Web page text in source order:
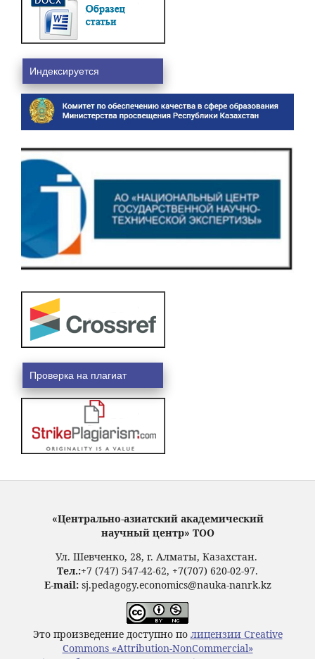
Индексируется
Проверка на плагиат
«Центрально-азиатский академический
научный центр» ТОО
Ул. Шевченко, 28, г. Алматы, Казахстан.
Тел.:+7 (747) 547-42-62, +7(707) 620-02-97.
E-mail:sj.pedagogy.economics@nauka-nanrk.kz
Это произведение доступно по лицензии Creative
Commons «Attribution-NonCommercial»